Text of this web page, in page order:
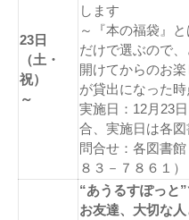
23日
（土・
祝）
～
します
～『本の福袋』
だけで選ぶので、
開けてからのお
が貸出になった
実施日：12月23
合、実施日は各図
問合せ：各図書
８３－７８６１）
“あうるすぽっと
お友達、大切な